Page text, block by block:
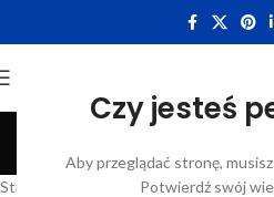
Czy jesteś
Aby przeglądać stronę,
Potwierdź swój
Strona główna
Katalog/Produkty